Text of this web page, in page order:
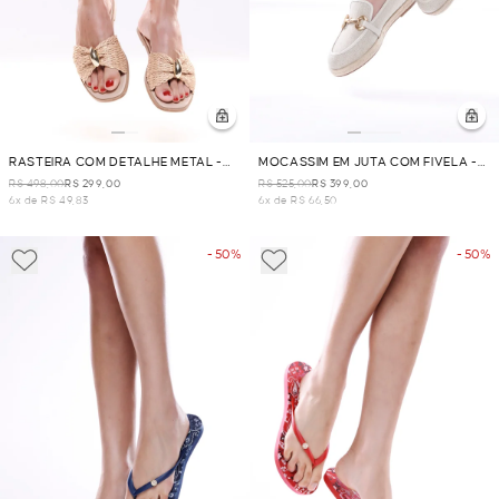
RASTEIRA COM DETALHE METAL -
AREIA
R$ 498,00R$ 299,00
6x de R$ 49,83
MOCASSIM EM JUTA COM FIVELA -
AREIA
R$ 525,00R$ 399,00
6x de R$ 66,50
- 50% - 50%